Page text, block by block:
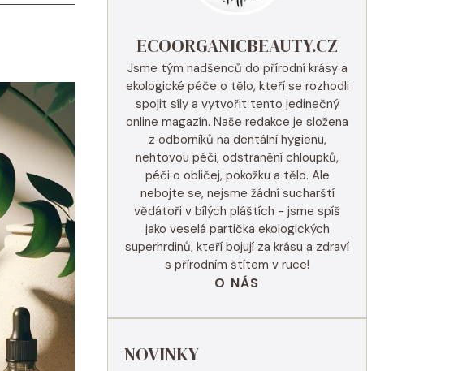
ECOORGANICBEAUTY.CZ
Jsme tým nadšenců do přírodní krásy a
ekologické péče o tělo, kteří se rozhodli
spojit síly a vytvořit tento jedinečný
online magazín. Naše redakce je složena
z odborníků na dentální hygienu,
nehtovou péči, odstranění chloupků,
péči o obličej, pokožku a tělo. Ale
nebojte se, nejsme žádní sucharští
vědátoři v bílých pláštích - jsme spíš
jako veselá partička ekologických
superhrdinů, kteří bojují za krásu a zdraví
s přírodním štítem v ruce!
O NÁS
NOVINKY